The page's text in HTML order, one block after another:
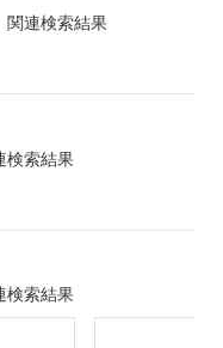
関連検索結果
検索結果
検索結果